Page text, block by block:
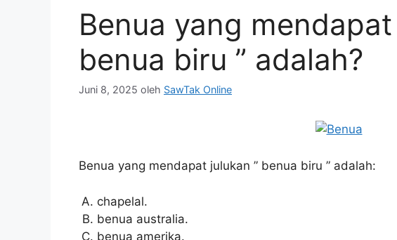
Benua yang mendapat
benua biru ” adalah?
Juni 8, 2025 oleh SawTak Online
Benua yang mendapat julukan ” benua biru ” adalah:
chapelal.
benua australia.
benua amerika.